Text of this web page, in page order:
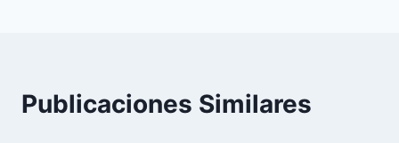
Publicaciones Similares